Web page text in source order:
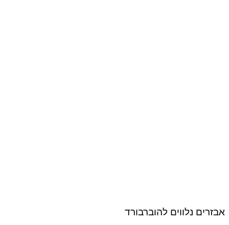
אבזרים נלווים להוברבורד